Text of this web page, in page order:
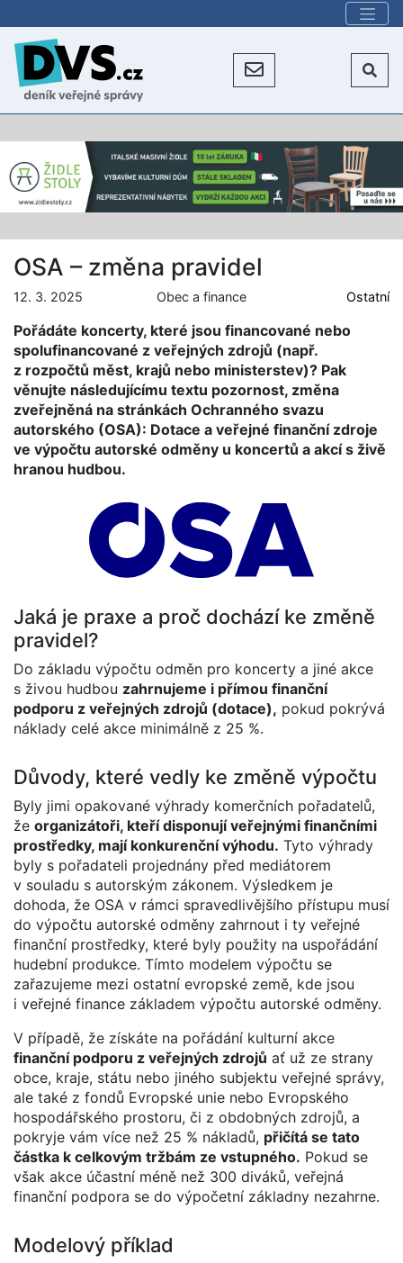
OSA – změna pravidel
12. 3. 2025 Obec a finance Ostatní
Pořádáte koncerty, které jsou financované nebo
spolufinancované z veřejných zdrojů (např.
z rozpočtů měst, krajů nebo ministerstev)? Pak
věnujte následujícímu textu pozornost, změna
zveřejněná na stránkách Ochranného svazu
autorského (OSA): Dotace a veřejné finanční zdroje
ve výpočtu autorské odměny u koncertů a akcí s živě
hranou hudbou.
Jaká je praxe a proč dochází ke změně
pravidel?
Do základu výpočtu odměn pro koncerty a jiné akce
s živou hudbou zahrnujeme i přímou finanční
podporu z veřejných zdrojů (dotace), pokud pokrývá
náklady celé akce minimálně z 25 %.
Důvody, které vedly ke změně výpočtu
Byly jimi opakované výhrady komerčních pořadatelů,
že organizátoři, kteří disponují veřejnými finančními
prostředky, mají konkurenční výhodu. Tyto výhrady
byly s pořadateli projednány před mediátorem
v souladu s autorským zákonem. Výsledkem je
dohoda, že OSA v rámci spravedlivějšího přístupu musí
do výpočtu autorské odměny zahrnout i ty veřejné
finanční prostředky, které byly použity na uspořádání
hudební produkce. Tímto modelem výpočtu se
zařazujeme mezi ostatní evropské země, kde jsou
i veřejné finance základem výpočtu autorské odměny.
V případě, že získáte na pořádání kulturní akce
finanční podporu z veřejných zdrojů ať už ze strany
obce, kraje, státu nebo jiného subjektu veřejné správy,
ale také z fondů Evropské unie nebo Evropského
hospodářského prostoru, či z obdobných zdrojů, a
pokryje vám více než 25 % nákladů, přičítá se tato
částka k celkovým tržbám ze vstupného. Pokud se
však akce účastní méně než 300 diváků, veřejná
finanční podpora se do výpočetní základny nezahrne.
Modelový příklad